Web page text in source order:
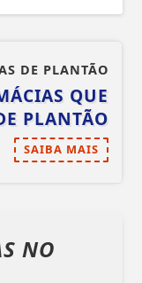
DE PLANTÃO
QUE
PLANTÃO
SAIBA MAIS
NO